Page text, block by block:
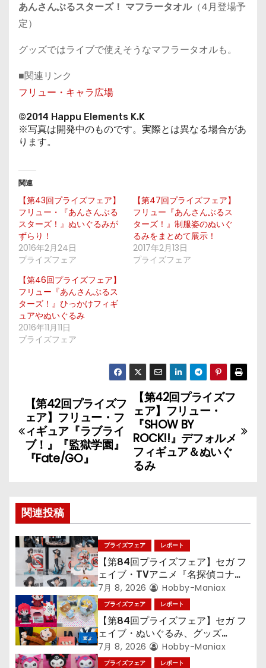
あんさんぶるスターズ！ マフラータオル（4月登場予
定）
グッズではライブで使えそうなマフラータオルも。
■関連リンク
フリュー・キャラ広場
©2014 Happu Elements K.K
※写真は開発中のものです。実際とは異なる場合があ
ります。
関連
【第43回プライズフェア】
フリュー・『あんさんぶる
スターズ！』ぬいぐるみが
ずらり！
2016年2月24日
プライズフェア
【第47回プライズフェア】
フリュー『あんさんぶるス
ターズ！』制服姿のぬいぐ
るみをまとめて展示！
2017年2月13日
プライズフェア
【第46回プライズフェア】
フリュー『あんさんぶるス
ターズ！』ひっかけフィギ
ュアやぬいぐるみ
2016年11月11日
プライズフェア
投
稿
ナ
ゲ
ー
シ
ョ
ン
【第42回プライズフ
ェア】フリュー・
『SHOW BY
ROCK!!』デフォルメ
フィギュア＆ぬいぐ
るみ
【第42回プライズフ
ェア】フリュー・フ
ィギュア『ラブライ
ブ！』『監獄学園』
『Fate/GO』
関連投稿
プライズフェア レポート
【第84回プライズフェア】セガ フ
ェイブ・TVアニメ『名探偵コナ
ン』TVアニメ『呪術廻戦』『〈物
語〉シリーズ』「初音ミク」
7月 8, 2026 Hobby-Maniax
プライズフェア レポート
【第84回プライズフェア】セガ フ
ェイブ・ぬいぐるみ、グッズ
『LiSA』『ミニオン』『おさるの
ジョージ』『ポケットモンスター』
7月 8, 2026 Hobby-Maniax
プライズフェア レポート